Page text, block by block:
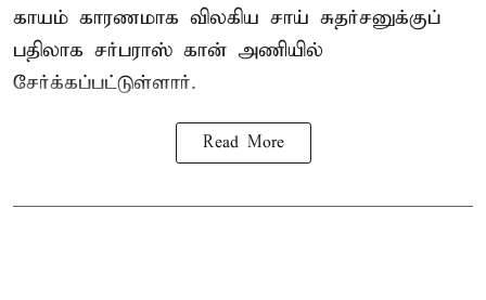
காயம் காரணமாக விலகிய சாய் சுதர்சனுக்குப்
பதிலாக சர்பராஸ் கான் அணியில்
சேர்க்கப்பட்டுள்ளார்.
Read More